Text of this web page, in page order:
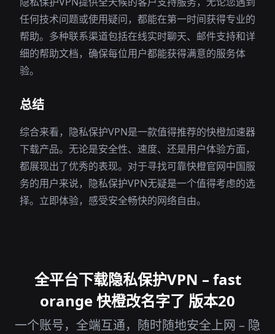
任何技术问题或使用疑问，都能在第一时间获得专业的
帮助。多种联系渠道包括在线实时聊天、邮件支持和详
细的帮助文档，确保每位用户都能获得满意的服务体
验。
总结
综合来看，隐私保护VPN是一款值得推荐的快橙加速器
下载产品。无论是安全性、速度、还是用户体验方面，
都展现出了优秀的表现。对于寻找可靠快橙官网中国服
务的用户来说，隐私保护VPN无疑是一个值得考虑的选
择。立即体验，感受安全畅快的网络自由。
全平台下载隐私保护VPN – fast
orange 快橙改名字了 版本20
一个账号，全端互通，随时随地安全上网 – 隐